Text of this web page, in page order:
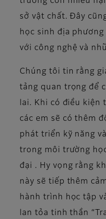
sở vật chất. Đây
học sinh địa
với công nghệ và
Chúng tôi tin rằng
tảng quan trọng để
lai. Khi có điều kiện
các em sẽ có thêm
phát triển kỹ năng
trong môi trường
đại . Hy vọng rằng
này sẽ tiếp thêm
hành trình học tập
lan tỏa tinh thần